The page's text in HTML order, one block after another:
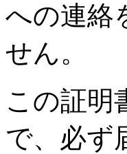
への連絡
せん。
この証明
で、必ず